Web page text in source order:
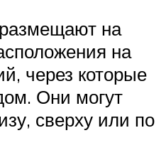
на
на
через которые
Они могут
сверху или по